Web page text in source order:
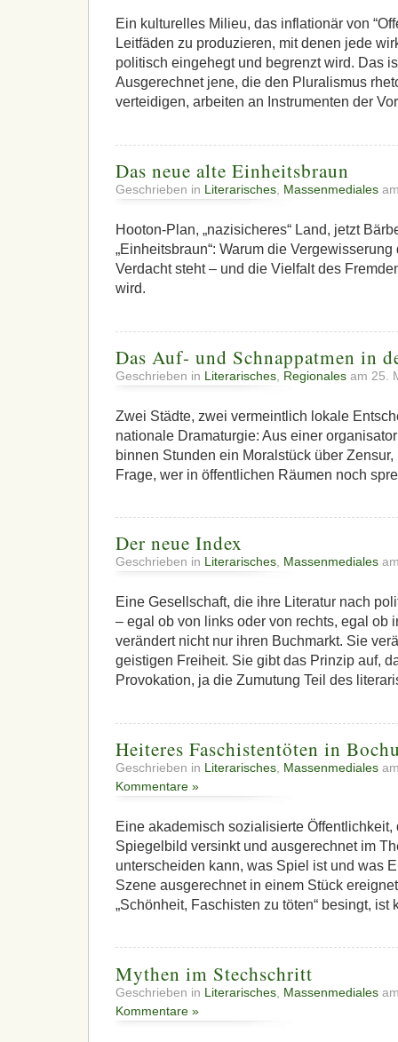
Ein kulturelles Milieu, das inflationär von
Leitfäden zu produzieren, mit denen jede
politisch eingehegt und begrenzt wird. Das
Ausgerechnet jene, die den Pluralismus
verteidigen, arbeiten an Instrumenten der
Das neue alte Einheitsbraun
Geschrieben in Literarisches Massenmediales
Hooton-Plan, „nazisicheres“ Land, jetzt
„Einheitsbraun“: Warum die
Verdacht steht – und die Vielfalt des
wird.
Das Auf- und Schnappatmen in
Geschrieben in Literarisches Regionales am 25.
Zwei Städte, zwei vermeintlich lokale
nationale Dramaturgie: Aus einer
binnen Stunden ein Moralstück über
Frage, wer in öffentlichen Räumen noch
Der neue Index
Geschrieben in Literarisches, Massenmediales
Eine Gesellschaft, die ihre Literatur nach
– egal ob von links oder von rechts, egal ob
verändert nicht nur ihren Buchmarkt. Sie
geistigen Freiheit. Sie gibt das Prinzip auf,
Provokation, ja die Zumutung Teil des
Heiteres Faschistentöten in
Geschrieben in Literarisches Massenmediales
Kommentare »
Eine akademisch sozialisierte
Spiegelbild versinkt und ausgerechnet im
unterscheiden kann, was Spiel ist und was
Szene ausgerechnet in einem Stück
„Schönheit, Faschisten zu töten“ besingt, ist
Mythen im Stechschritt
Geschrieben in Literarisches Massenmediales
Kommentare »